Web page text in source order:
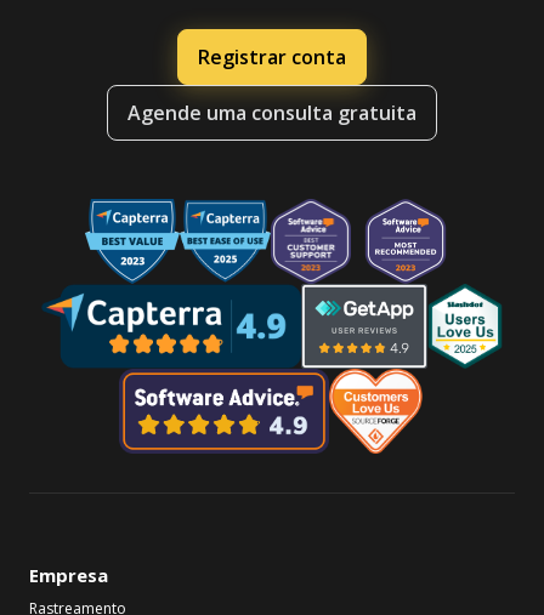
Registrar conta
Agende uma consulta gratuita
Empresa
Rastreamento